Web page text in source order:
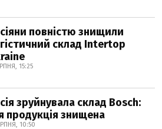
повністю знищили
склад Intertop
15:25
зруйнувала склад Bosch:
продукція знищена
10:50